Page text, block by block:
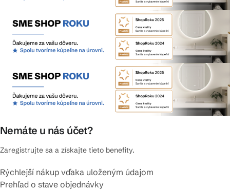
Nemáte u nás účet?
Zaregistrujte sa a získajte tieto benefity.
Rýchlejší nákup vďaka uloženým údajom
Prehľad o stave objednávky